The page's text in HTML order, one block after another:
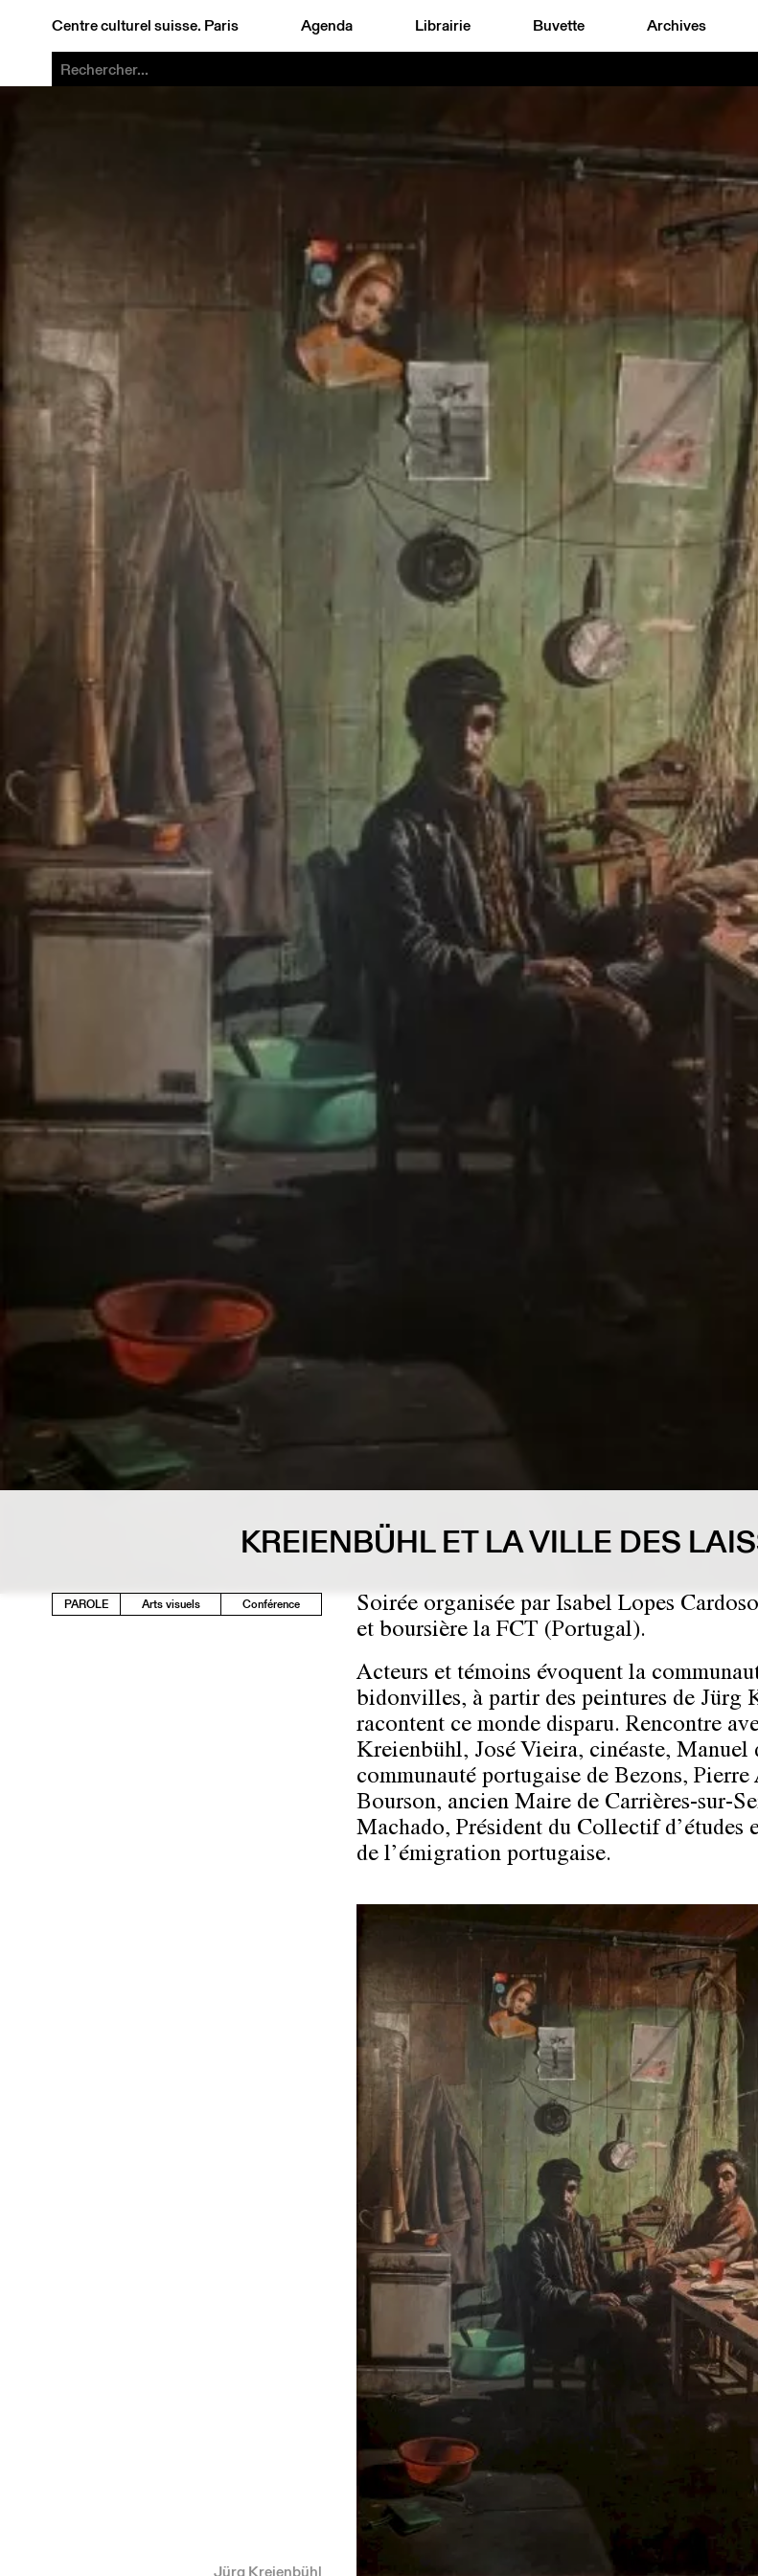
Centre culturel suisse. Paris Agenda Librairie Buvette Archives
KREIENBÜHL ET LA VILLE DES
PAROLE Arts visuels Conférence
Jürg Kreienbühl
Soirée organisée par Isabel Lopes
et boursière la FCT (Portugal).
Acteurs et témoins évoquent la
bidonvilles, à partir des peintures de Jürg
racontent ce monde disparu. Rencontre
Kreienbühl, José Vieira, cinéaste, Manuel
communauté portugaise de Bezons, Pierre
Bourson, ancien Maire de Carrières-sur-
Machado, Président du Collectif d’études
de l’émigration portugaise.